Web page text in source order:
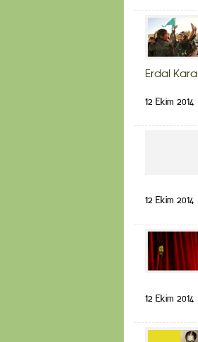
Erdal Kara
12 Ekim 2014
12 Ekim 2014
12 Ekim 2014